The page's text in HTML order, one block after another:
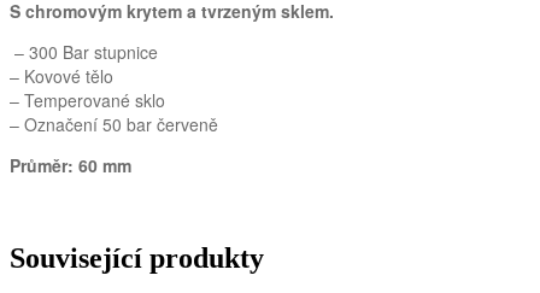
S chromovým krytem a tvrzeným sklem.
– 300 Bar stupnice
– Kovové tělo
– Temperované sklo
– Označení 50 bar červeně
Průměr: 60 mm
Související produkty